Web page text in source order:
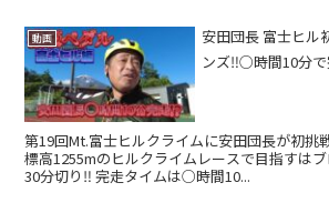
動画
安田団長 富士ヒル
ンズ‼️○時間10分で
第19回Mt.富士ヒルクライムに安田団長が初挑
標高1255mのヒルクライムレースで目指すは
30分切り‼️ 完走タイムは○時間10...